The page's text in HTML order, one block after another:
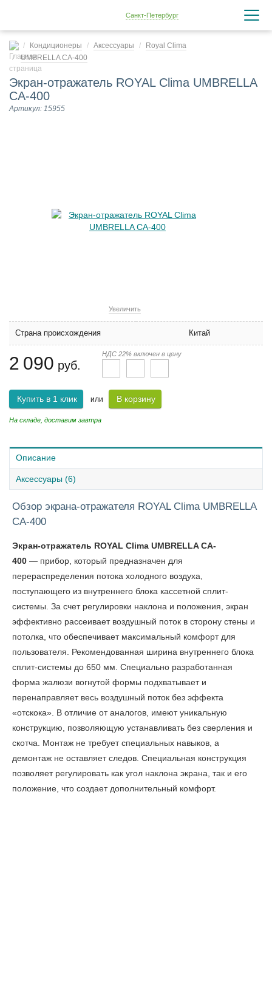
Санкт-Петербург
Кондиционеры Аксессуары
Royal Clima
UMBRELLA CA-400
Экран-отражатель ROYAL Clima UMBRELLA
CA-400
Артикул: 15955
Увеличить
Страна происхождения Китай
2 090 руб.
НДС 22% включен в цену
Купить в 1 клик или В корзину
На складе, доставим завтра
Описание
Аксессуары (6)
Обзор экрана-отражателя ROYAL Clima UMBRELLA
CA-400
Экран-отражатель ROYAL Clima UMBRELLA CA-
400 — прибор, который предназначен для
перераспределения потока холодного воздуха,
поступающего из внутреннего блока кассетной сплит-
системы. За счет регулировки наклона и положения, экран
эффективно рассеивает воздушный поток в сторону стены и
потолка, что обеспечивает максимальный комфорт для
пользователя. Рекомендованная ширина внутреннего блока
сплит-системы до 650 мм. Специально разработанная
форма жалюзи вогнутой формы подхватывает и
перенаправляет весь воздушный поток без эффекта
«отскока». В отличие от аналогов, имеют уникальную
конструкцию, позволяющую устанавливать без сверления и
скотча. Монтаж не требует специальных навыков, а
демонтаж не оставляет следов. Специальная конструкция
позволяет регулировать как угол наклона экрана, так и его
положение, что создает дополнительный комфорт.